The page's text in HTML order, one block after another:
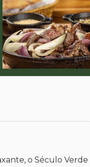
o Século Verde